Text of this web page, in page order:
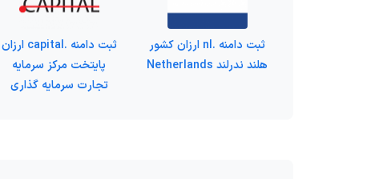
ثبت دامنه .nl ارزان کشور
هلند ندرلند Netherlands
ثبت دامنه .capital ارزان
پایتخت مرکز سرمایه
تجارت سرمایه گذاری